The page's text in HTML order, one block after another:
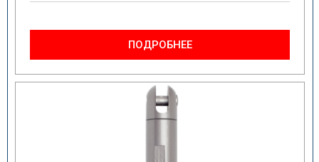
ПОДРОБНЕЕ